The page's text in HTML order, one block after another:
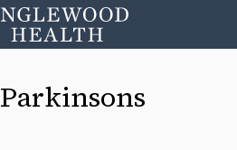
Parkinsons